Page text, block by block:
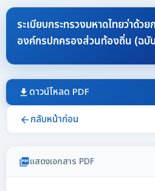
ระเบียบกระทรวงมหาดไทยว่าด้
องค์กรปกครองส่วนท้องถิ่น (ฉบั
download ดาวน์โหลด PDF
arrow_back กลับหน้าก่อน
picture_as_pdfแสดงเอกสาร PDF